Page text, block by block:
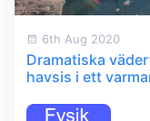
6th Aug 2020
Dramatiska
havsis i ett